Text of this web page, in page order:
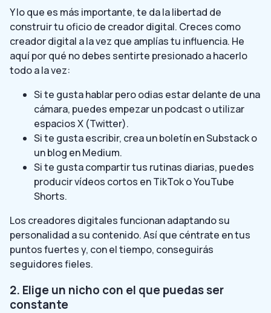
Y lo que es más importante, te da la libertad de
construir tu oficio de creador digital. Creces como
creador digital a la vez que amplías tu influencia. He
aquí por qué no debes sentirte presionado a hacerlo
todo a la vez:
Si te gusta hablar pero odias estar delante de una
cámara, puedes empezar un podcast o utilizar
espacios X (Twitter).
Si te gusta escribir, crea un boletín en Substack o
un blog en Medium.
Si te gusta compartir tus rutinas diarias, puedes
producir vídeos cortos en TikTok o YouTube
Shorts.
Los creadores digitales funcionan adaptando su
personalidad a su contenido. Así que céntrate en tus
puntos fuertes y, con el tiempo, conseguirás
seguidores fieles.
2. Elige un nicho con el que puedas ser
constante